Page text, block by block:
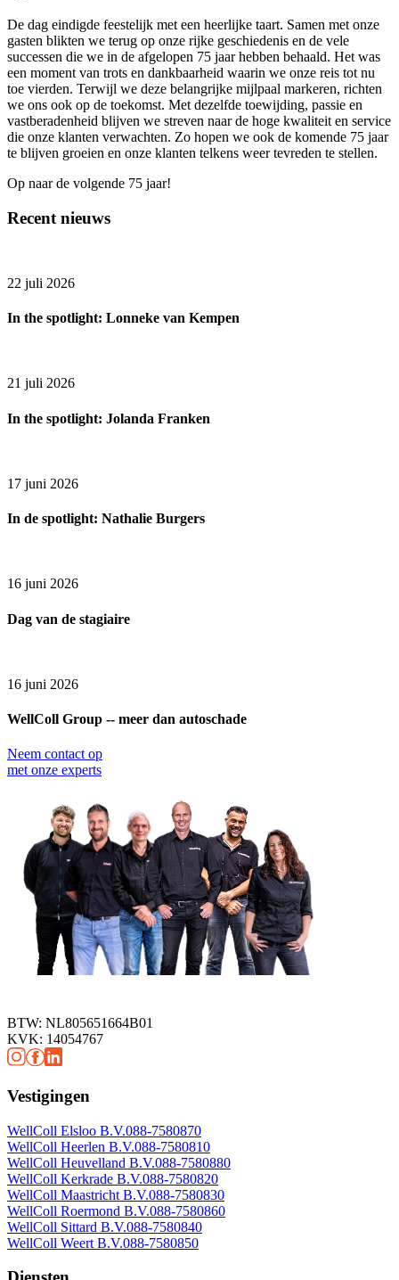
De dag eindigde feestelijk met een heerlijke taart. Samen met onze
gasten blikten we terug op onze rijke geschiedenis en de vele
successen die we in de afgelopen 75 jaar hebben behaald. Het was
een moment van trots en dankbaarheid waarin we onze reis tot nu
toe vierden. Terwijl we deze belangrijke mijlpaal markeren, richten
we ons ook op de toekomst. Met dezelfde toewijding, passie en
vastberadenheid blijven we streven naar de hoge kwaliteit en service
die onze klanten verwachten. Zo hopen we ook de komende 75 jaar
te blijven groeien en onze klanten telkens weer tevreden te stellen.
Op naar de volgende 75 jaar!
Recent nieuws
22 juli 2026
In the spotlight: Lonneke van Kempen
21 juli 2026
In the spotlight: Jolanda Franken
17 juni 2026
In de spotlight: Nathalie Burgers
16 juni 2026
Dag van de stagiaire
16 juni 2026
WellColl Group -- meer dan autoschade
Neem contact op
met onze experts
BTW: NL805651664B01
KVK: 14054767
Vestigingen
WellColl Elsloo B.V.088-7580870
WellColl Heerlen B.V.088-7580810
WellColl Heuvelland B.V.088-7580880
WellColl Kerkrade B.V.088-7580820
WellColl Maastricht B.V.088-7580830
WellColl Roermond B.V.088-7580860
WellColl Sittard B.V.088-7580840
WellColl Weert B.V.088-7580850